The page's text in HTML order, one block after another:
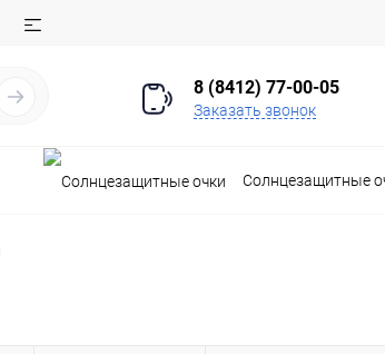
8 (8412) 77-00-05
Заказать звонок
Солнцезащитные